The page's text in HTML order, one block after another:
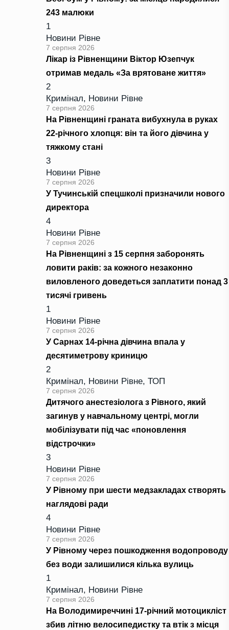
243 малюки
1
Новини Рівне
7 серпня 2026
Лікар із Рівненщини Віктор Юзепчук
отримав медаль «За врятоване життя»
2
Кримінал, Новини Рівне
7 серпня 2026
На Рівненщині граната вибухнула в руках
22-річного хлопця: він та його дівчина у
тяжкому стані
3
Новини Рівне
7 серпня 2026
У Тучинській спецшколі призначили нового
директора
4
Новини Рівне
7 серпня 2026
На Рівненщині з 15 серпня заборонять
ловити раків: за кожного незаконно
виловленого доведеться заплатити понад 3
тисячі гривень
1
Новини Рівне
7 серпня 2026
У Сарнах 14-річна дівчина впала у
десятиметрову криницю
2
Кримінал, Новини Рівне, ТОП
7 серпня 2026
Дитячого анестезіолога з Рівного, який
загинув у навчальному центрі, могли
мобілізувати під час «поновлення
відстрочки»
3
Новини Рівне
7 серпня 2026
У Рівному при шести медзакладах створять
наглядові ради
4
Новини Рівне
7 серпня 2026
У Рівному через пошкодження водопроводу
без води залишилися кілька вулиць
1
Кримінал, Новини Рівне
7 серпня 2026
На Володимиреччині 17-річний мотоцикліст
збив літню велосипедистку та втік з місця